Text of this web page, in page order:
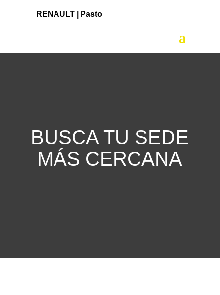
RENAULT | Pasto
BUSCA TU SEDE
MÁS CERCANA